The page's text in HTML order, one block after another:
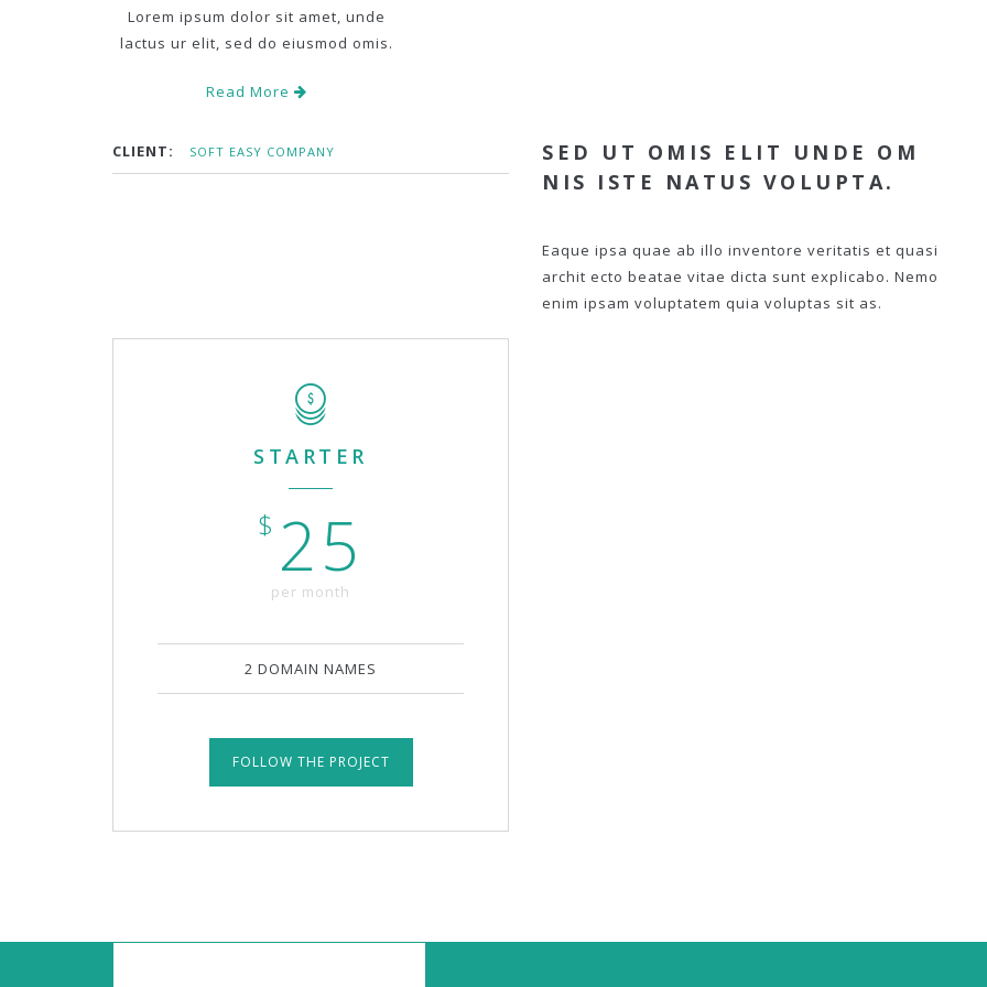
Lorem ipsum dolor sit amet, unde
lactus ur elit, sed do eiusmod omis.
Read More
CLIENT: SOFT EASY COMPANY
SED UT OMIS ELIT UNDE OM
NIS ISTE NATUS VOLUPTA.
Eaque ipsa quae ab illo inventore veritatis et quasi
archit ecto beatae vitae dicta sunt explicabo. Nemo
enim ipsam voluptatem quia voluptas sit as.
STARTER
$ 25
per month
2 DOMAIN NAMES
FOLLOW THE PROJECT